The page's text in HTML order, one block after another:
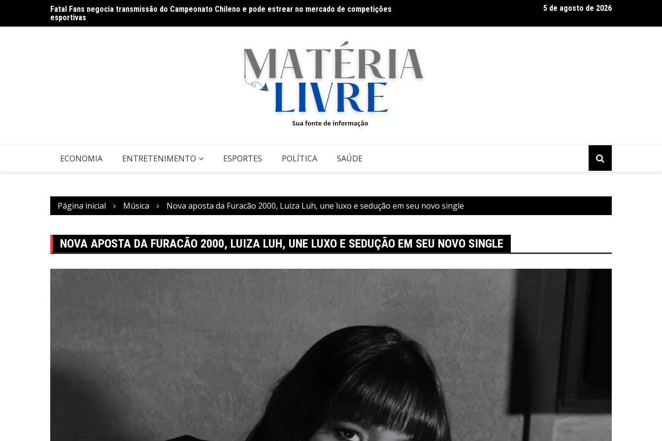
o
Fatal Fans negocia transmissão do Campeonato Chileno e pode estrear no mercado de competições
esportivas
Milton Guedes, o “músico dos músicos”, apresenta show da turnê
5 de agosto de 2026
ECONOMIA ENTRETENIMENTO ESPORTES POLÍTICA SAÚDE
Página inicial Música Nova aposta da Furacão 2000, Luiza Luh, une luxo e sedução em seu novo single
NOVA APOSTA DA FURACÃO 2000, LUIZA LUH, UNE LUXO E SEDUÇÃO EM SEU NOVO SINGLE